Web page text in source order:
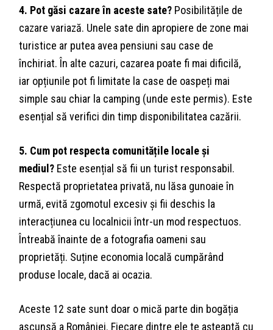
4. Pot găsi cazare în aceste sate? Posibilitățile de
cazare variază. Unele sate din apropiere de zone mai
turistice ar putea avea pensiuni sau case de
închiriat. În alte cazuri, cazarea poate fi mai dificilă,
iar opțiunile pot fi limitate la case de oaspeți mai
simple sau chiar la camping (unde este permis). Este
esențial să verifici din timp disponibilitatea cazării.
5. Cum pot respecta comunitățile locale și
mediul? Este esențial să fii un turist responsabil.
Respectă proprietatea privată, nu lăsa gunoaie în
urmă, evită zgomotul excesiv și fii deschis la
interacțiunea cu localnicii într-un mod respectuos.
Întreabă înainte de a fotografia oameni sau
proprietăți. Suține economia locală cumpărând
produse locale, dacă ai ocazia.
Aceste 12 sate sunt doar o mică parte din bogăția
ascunsă a României. Fiecare dintre ele te așteaptă cu